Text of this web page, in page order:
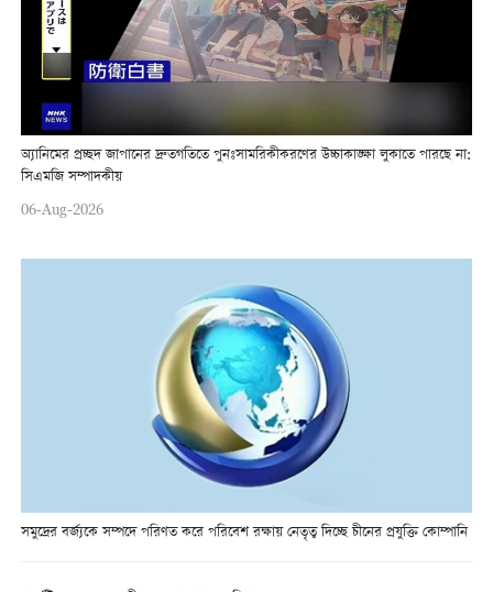
অ্যানিমের প্রচ্ছদ জাপানের দ্রুতগতিতে পুনঃসামরিকীকরণের উচ্চাকাঙ্ক্ষা লুকাতে পারছে না:
সিএমজি সম্পাদকীয়
06-Aug-2026
সমুদ্রের বর্জ্যকে সম্পদে পরিণত করে পরিবেশ রক্ষায় নেতৃত্ব দিচ্ছে চীনের প্রযুক্তি কোম্পানি